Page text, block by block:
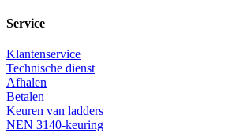
Service
Klantenservice
Technische dienst
Afhalen
Betalen
Keuren van ladders
NEN 3140-keuring